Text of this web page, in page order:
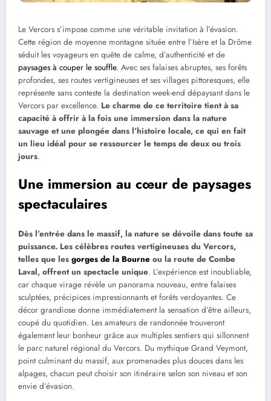
Le Vercors s’impose comme une véritable invitation à l’évasion.
Cette région de moyenne montagne située entre l’Isère et la Drôme
séduit les voyageurs en quête de calme, d’authenticité et de
paysages à couper le souffle. Avec ses falaises abruptes, ses forêts
profondes, ses routes vertigineuses et ses villages pittoresques, elle
représente sans conteste la destination week-end dépaysant dans le
Vercors par excellence. Le charme de ce territoire tient à sa
capacité à offrir à la fois une immersion dans la nature
sauvage et une plongée dans l’histoire locale, ce qui en fait
un lieu idéal pour se ressourcer le temps de deux ou trois
jours.
Une immersion au cœur de paysages
spectaculaires
Dès l’entrée dans le massif, la nature se dévoile dans toute sa
puissance. Les célèbres routes vertigineuses du Vercors,
telles que les gorges de la Bourne ou la route de Combe
Laval, offrent un spectacle unique. L’expérience est inoubliable,
car chaque virage révèle un panorama nouveau, entre falaises
sculptées, précipices impressionnants et forêts verdoyantes. Ce
décor grandiose donne immédiatement la sensation d’être ailleurs,
coupé du quotidien. Les amateurs de randonnée trouveront
également leur bonheur grâce aux multiples sentiers qui sillonnent
le parc naturel régional du Vercors. Du mythique Grand Veymont,
point culminant du massif, aux promenades plus douces dans les
alpages, chacun peut choisir son itinéraire selon son niveau et son
envie d’évasion.